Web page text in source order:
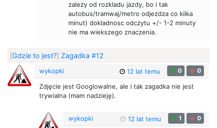
zalezy od rozkladu jazdy, bo i tak
autobus/tramwaj/metro odjezdza co kilka
minut) dokladnosc odczytu +/- 1-2 minuty
nie ma wiekszego znaczenia.
[Gdzie to jest?] Zagadka #12
wykopki 12 lat temu 0 0
Zdjęcie jest Googlowalne, ale i tak zagadka nie jest
trywialna (mam nadzieję).
wykopki 12 lat temu 1 0